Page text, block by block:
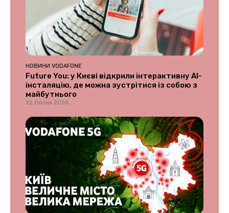
НОВИНИ VODAFONE
Future You: у Києві відкрили інтерактивну AI-
інсталяцію, де можна зустрітися із собою з
майбутнього
22 Липня 2026